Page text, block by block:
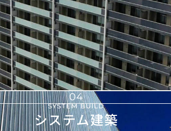
04
SYSTEM BUILD
システム建築